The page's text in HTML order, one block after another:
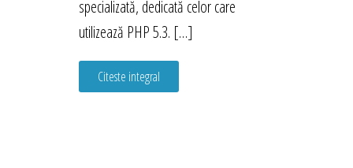
specializată, dedicată celor care
utilizează PHP 5.3. […]
Citeste integral